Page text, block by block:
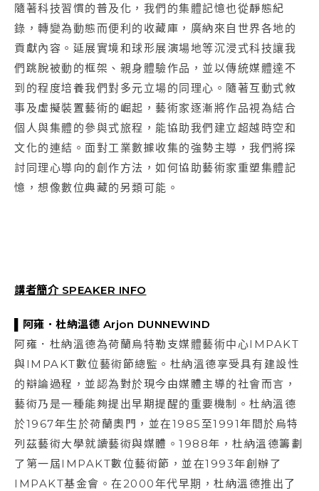
隨著科技習慣的普及化，我們的集體記憶也從靜態紀
錄，轉變為動態而便利的收藏庫，廣納來自世界各地的
貢獻內容。延展實境和球形展演場地等沉浸式科技讓我
們跳脫被動的框架、親身體驗作品，並以傳統媒體達不
到的程度培養我們對多元立場的同理心。隨著互動式敘
事及虛擬裝置藝術的崛起，藝術家逐漸將作品視為結合
個人與集體的參與式旅程，能協助我們建立超越時空和
文化的連結。面對工業數據收集的強勢主導，我們將探
討同理心導向的創作方法，如何協助藝術家重塑集體記
憶，想像數位典藏的另類可能。
講者簡介 SPEAKER INFO
阿雍．杜納溫德 Arjon DUNNEWIND
阿雍．杜納溫德為荷蘭烏特勒支媒體藝術中心IMPAKT
與IMPAKT數位藝術節總監。杜納溫德享受具有建設性
的辯論過程，並認為對於現今由媒體主導的社會而言，
藝術乃是一種能夠提出早期提醒的重要機制。杜納溫德
於1967年生於荷蘭奧門，並在1985至1991年間於烏特
列茲藝術大學就讀藝術與媒體。1988年，杜納溫德籌劃
了第一屆IMPAKT數位藝術節，並在1993年創辦了
IMPAKT基金會。在2000年代早期，杜納溫德推出了